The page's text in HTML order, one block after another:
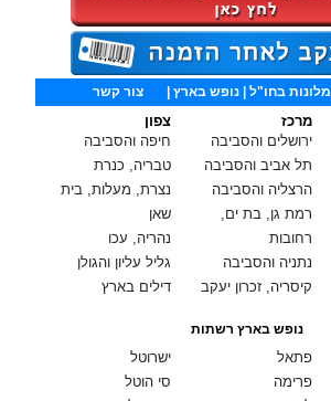
מלונות בחו"ל | נופש בארץ |צור קשר
צפון
חיפה והסביבה
טבריה, כנרת
נצרת, מעלות, בית
שאן
נהריה, עכו
גליל עליון והגולן
דילים בארץ
מרכז
ירושלים והסביבה
תל אביב והסביבה
הרצליה והסביבה
רמת גן, בת ים,
רחובות
נתניה והסביבה
קיסריה, זכרון יעקב
נופש בארץ רשתות
ישרוטל
סי הוטל
פתאל
פרימה